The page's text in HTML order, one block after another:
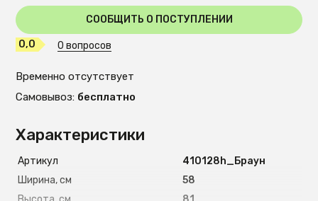
Характеристики
Артикул
410128h_Браун
Ширина, см
58
СООБЩИТЬ О ПОСТУПЛЕНИИ
0,0 0 вопросов
Временно отсутствует
Самовывоз: бесплатно